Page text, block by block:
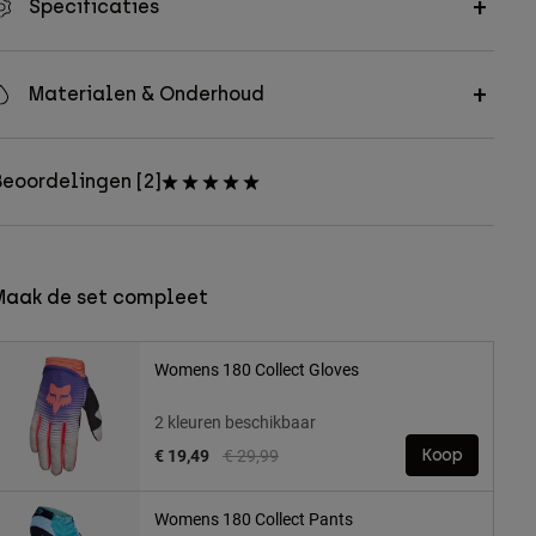
Specificaties
Materialen & Onderhoud
[2]
de set compleet
Womens 180 Collect Gloves
2 kleuren beschikbaar
Price reduced from
€ 29,99to
€ 19,49 Koop
Womens 180 Collect Pants